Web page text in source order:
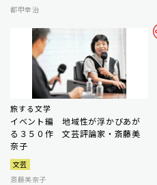
都甲幸治
旅する文学
イベント編 地域性が浮かびあが
る３５０作 文芸評論家・斎藤美
奈子
文芸
斎藤美奈子